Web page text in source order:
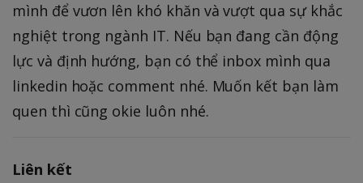
mình để vươn lên khó khăn và vượt qua sự khắc
nghiệt trong ngành IT. Nếu bạn đang cần động
lực và định hướng, bạn có thể inbox mình qua
linkedin hoặc comment nhé. Muốn kết bạn làm
quen thì cũng okie luôn nhé.
Liên kết